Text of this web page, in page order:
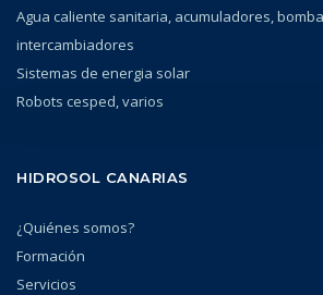
Agua caliente sanitaria, acumuladores,
intercambiadores
Sistemas de energia solar
Robots cesped, varios
HIDROSOL CANARIAS
¿Quiénes somos?
Formación
Servicios